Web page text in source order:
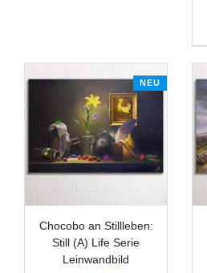
NEU
Chocobo an Stillleben:
Still (A) Life Serie
Leinwandbild